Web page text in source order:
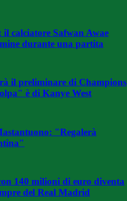
calciatore Safwan Awae
durante una partita
il preliminare di Champions
è di Kanye West
"Regalerà
140 milioni di euro diventa
del Real Madrid